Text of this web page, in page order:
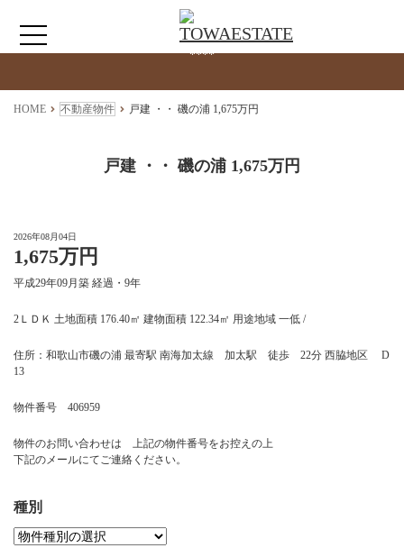
HOME
売買情報
月極駐車場のご案内
アクセス
検索物件の詳細
****
HOME 不動産物件 戸建 ・・ 磯の浦 1,675万円
戸建 ・・ 磯の浦 1,675万円
2026年08月04日
1,675万円
平成29年09月築 経過・9年
2ＬＤＫ 土地面積 176.40㎡ 建物面積 122.34㎡ 用途地域 一低 /
住所：和歌山市磯の浦 最寄駅 南海加太線 加太駅 徒歩 22分 西脇地区 D
13
物件番号 406959
物件のお問い合わせは 上記の物件番号をお控えの上
下記のメールにてご連絡ください。
種別